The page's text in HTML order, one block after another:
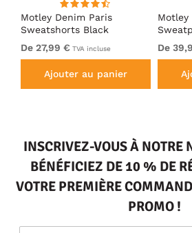
Motley Denim Paris
Sweatshorts Black
De 27,99 € TVA incluse
Ajouter au panier
Motley
De
INSCRIVEZ-VOUS À NOTRE
BÉNÉFICIEZ DE 10 % DE
VOTRE PREMIÈRE
PROMO !